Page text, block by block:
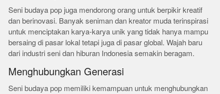
Seni budaya pop juga mendorong orang untuk berpikir kreatif
dan berinovasi. Banyak seniman dan kreator muda terinspirasi
untuk menciptakan karya-karya unik yang tidak hanya mampu
bersaing di pasar lokal tetapi juga di pasar global. Wajah baru
dari industri seni dan hiburan Indonesia semakin beragam.
Menghubungkan Generasi
Seni budaya pop memiliki kemampuan untuk menghubungkan